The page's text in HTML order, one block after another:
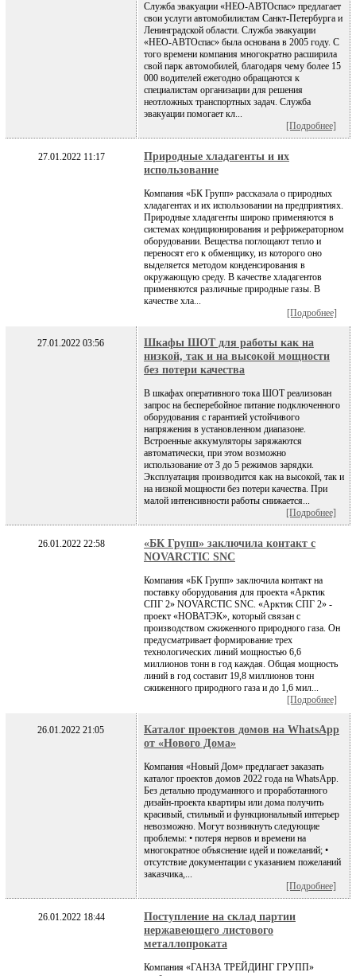
Служба эвакуации «НЕО-АВТОспас» предлагает
свои услуги автомобилистам Санкт-Петербурга и
Ленинградской области. Служба эвакуации
«НЕО-АВТОспас» была основана в 2005 году. С
того времени компания многократно расширила
свой парк автомобилей, благодаря чему более 15
000 водителей ежегодно обращаются к
специалистам организации для решения
неотложных транспортных задач. Служба
эвакуации помогает кл...
[Подробнее]
27.01.2022 11:17
Природные хладагенты и их
использование
Компания «БК Групп» рассказала о природных
хладагентах и их использовании на предприятиях.
Природные хладагенты широко применяются в
системах кондиционирования и рефрижераторном
оборудовании. Вещества поглощают тепло и
переносят его к обменщику, из которого оно
выделяется методом конденсирования в
окружающую среду. В качестве хладагентов
применяются различные природные газы. В
качестве хла...
[Подробнее]
27.01.2022 03:56
Шкафы ШОТ для работы как на
низкой, так и на высокой мощности
без потери качества
В шкафах оперативного тока ШОТ реализован
запрос на бесперебойное питание подключенного
оборудования с гарантией устойчивого
напряжения в установленном диапазоне.
Встроенные аккумуляторы заряжаются
автоматически, при этом возможно
использование от 3 до 5 режимов зарядки.
Эксплуатация производится как на высокой, так и
на низкой мощности без потери качества. При
малой интенсивности работы снижается...
[Подробнее]
26.01.2022 22:58
«БК Групп» заключила контакт с
NOVARСTIC SNC
Компания «БК Групп» заключила контакт на
поставку оборудования для проекта «Арктик
СПГ 2» NOVARСTIC SNC. «Арктик СПГ 2» -
проект «НОВАТЭК», который связан с
производством сжиженного природного газа. Он
предусматривает формирование трех
технологических линий мощностью 6,6
миллионов тонн в год каждая. Общая мощность
линий в год составит 19,8 миллионов тонн
сжиженного природного газа и до 1,6 мил...
[Подробнее]
26.01.2022 21:05
Каталог проектов домов на WhatsApp
от «Нового Дома»
Компания «Новый Дом» предлагает заказать
каталог проектов домов 2022 года на WhatsApp.
Без детально продуманного и проработанного
дизайн-проекта квартиры или дома получить
красивый, стильный и функциональный интерьер
невозможно. Могут возникнуть следующие
проблемы: • потеря нервов и времени на
многократное объяснение идей и пожеланий; •
отсутствие документации с указанием пожеланий
заказчика,...
[Подробнее]
26.01.2022 18:44
Поступление на склад партии
нержавеющего листового
металлопроката
Компания «ГАНЗА ТРЕЙДИНГ ГРУПП»